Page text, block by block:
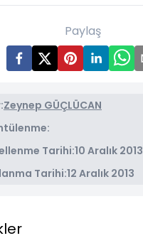
Paylaş
Zeynep GÜÇLÜCAN
Tarihi:10 Aralık 2013
Tarihi:12 Aralık 2013